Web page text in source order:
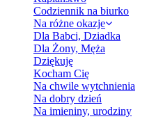
Codziennik na biurko
Na różne okazje
Dla Babci, Dziadka
Dla Żony, Męża
Dziękuję
Kocham Cię
Na chwile wytchnienia
Na dobry dzień
Na imieniny, urodziny